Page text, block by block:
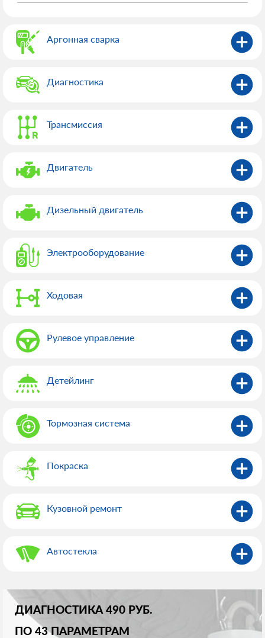
Аргонная сварка
Диагностика
Трансмиссия
Двигатель
Дизельный двигатель
Электрооборудованиe
Ходовая
Рулевое управление
Детейлинг
Тормозная система
Покраска
Кузовной ремонт
Автостекла
ДИАГНОСТИКА 490 РУБ.
ПО 43 ПАРАМЕТРАМ